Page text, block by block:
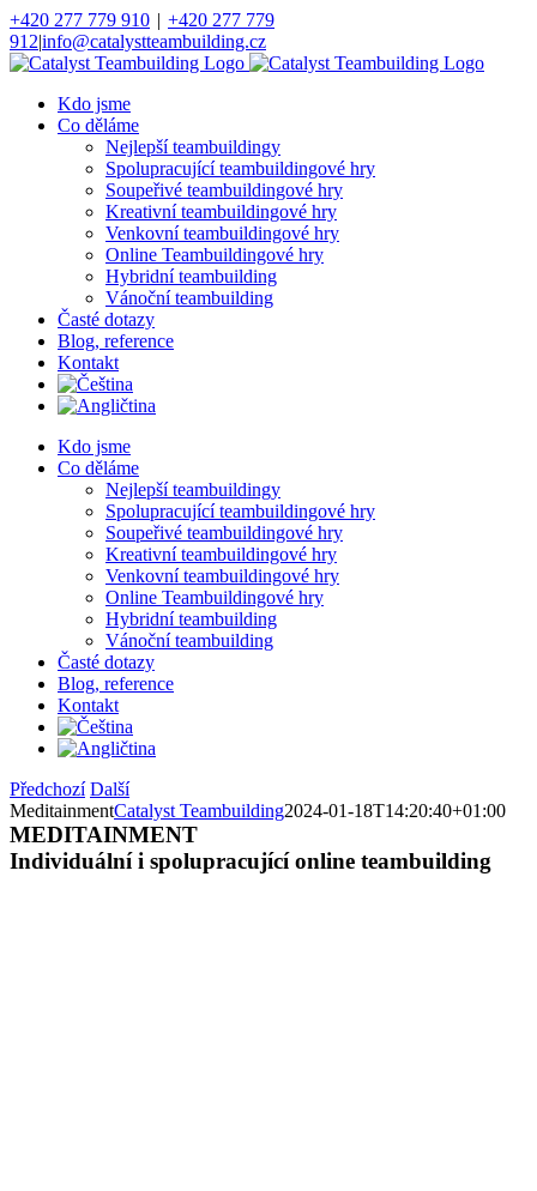
Přeskočit
na
obsah
+420 277 779 910 | +420 277 779
912|info@catalystteambuilding.cz
Facebook
Instagram
Kdo jsme
Co děláme
Nejlepší teambuildingy
Spolupracující teambuildingové hry
Soupeřivé teambuildingové hry
Kreativní teambuildingové hry
Venkovní teambuildingové hry
Online Teambuildingové hry
Hybridní teambuilding
Vánoční teambuilding
Časté dotazy
Blog, reference
Kontakt
Kdo jsme
Co děláme
Nejlepší teambuildingy
Spolupracující teambuildingové hry
Soupeřivé teambuildingové hry
Kreativní teambuildingové hry
Venkovní teambuildingové hry
Online Teambuildingové hry
Hybridní teambuilding
Vánoční teambuilding
Časté dotazy
Blog, reference
Kontakt
Předchozí Další
MeditainmentCatalyst Teambuilding2024-01-18T14:20:40+01:00
MEDITAINMENT
Individuální i spolupracující online teambuilding